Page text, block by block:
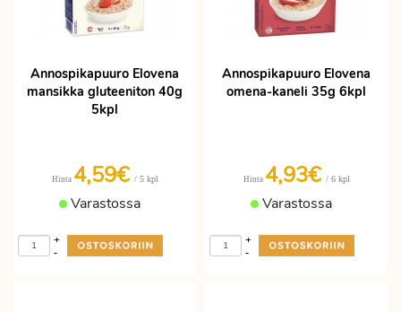
Annospikapuuro Elovena
mansikka gluteeniton 40g
5kpl
Hinta 4,59€ / 5 kpl
Varastossa
-
+
Annospikapuuro Elovena
omena-kaneli 35g 6kpl
Hinta 4,93€ / 6 kpl
Varastossa
-
+